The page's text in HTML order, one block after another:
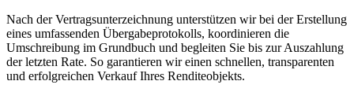
Nach der Vertragsunterzeichnung unterstützen wir bei der Erstellung
eines umfassenden Übergabeprotokolls, koordinieren die
Umschreibung im Grundbuch und begleiten Sie bis zur Auszahlung
der letzten Rate. So garantieren wir einen schnellen, transparenten
und erfolgreichen Verkauf Ihres Renditeobjekts.